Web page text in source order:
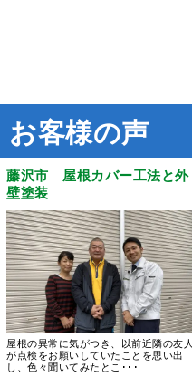
お客様の声
藤沢市 屋根カバー工法と外
壁塗装
屋根の異常に気がつき、以前近隣の友人
が点検をお願いしていたことを思い出
し、色々聞いてみたとこ･･･